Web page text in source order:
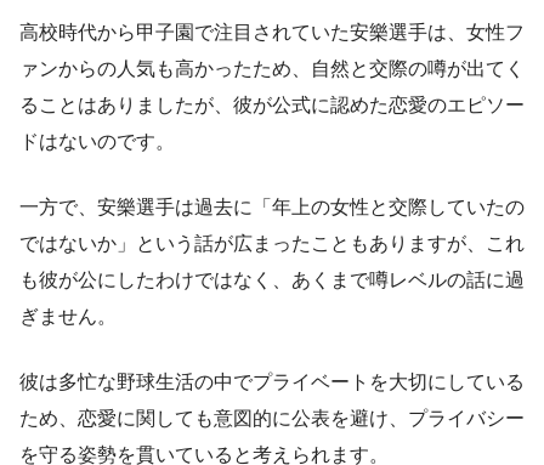
高校時代から甲子園で注目されていた安樂選手は、女性フ
ァンからの人気も高かったため、自然と交際の噂が出てく
ることはありましたが、彼が公式に認めた恋愛のエピソー
ドはないのです。
一方で、安樂選手は過去に「年上の女性と交際していたの
ではないか」という話が広まったこともありますが、これ
も彼が公にしたわけではなく、あくまで噂レベルの話に過
ぎません。
彼は多忙な野球生活の中でプライベートを大切にしている
ため、恋愛に関しても意図的に公表を避け、プライバシー
を守る姿勢を貫いていると考えられます。